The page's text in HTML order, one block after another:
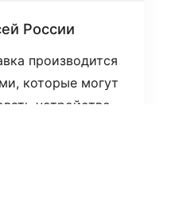
России
производится
которые могут
устройство.